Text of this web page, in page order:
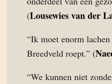
(Lousewies van der
“Ik moet enorm
Breedveld roept.” (
“We kunnen niet